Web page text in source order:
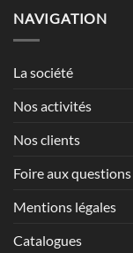
NAVIGATION
La société
Nos activités
Nos clients
Foire aux questions
Mentions légales
Catalogues